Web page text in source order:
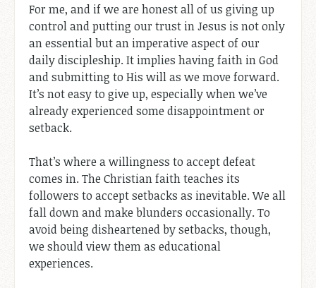
For me, and if we are honest all of us giving up
control and putting our trust in Jesus is not only
an essential but an imperative aspect of our
daily discipleship. It implies having faith in God
and submitting to His will as we move forward.
It’s not easy to give up, especially when we’ve
already experienced some disappointment or
setback.
That’s where a willingness to accept defeat
comes in. The Christian faith teaches its
followers to accept setbacks as inevitable. We all
fall down and make blunders occasionally. To
avoid being disheartened by setbacks, though,
we should view them as educational
experiences.